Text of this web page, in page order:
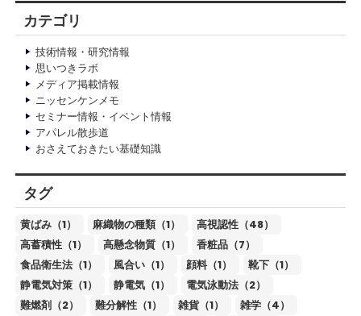
カテゴリ
技術情報・研究情報
思いつきラボ
メディア掲載情報
ニッセンケンメモ
セミナー情報・イベント情報
アパレル散歩道
おさえておきたい基礎知識
タグ
黄ばみ（1） 麻織物の種類（1）
高視認性（48）
高蓄積性（1）
高懸念物質（1）
香粧品（7）
食品衛生法（1）
風合い（1） 顔料（1）
靴下（1）
静電気対策（1）
静電気（1）
電気泳動法（2）
難燃剤（2）
難分解性（1） 雑貨（1）
雑学（4）